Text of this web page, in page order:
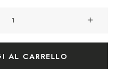
AL CARRELLO